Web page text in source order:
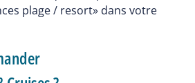
plage / resort» dans votre